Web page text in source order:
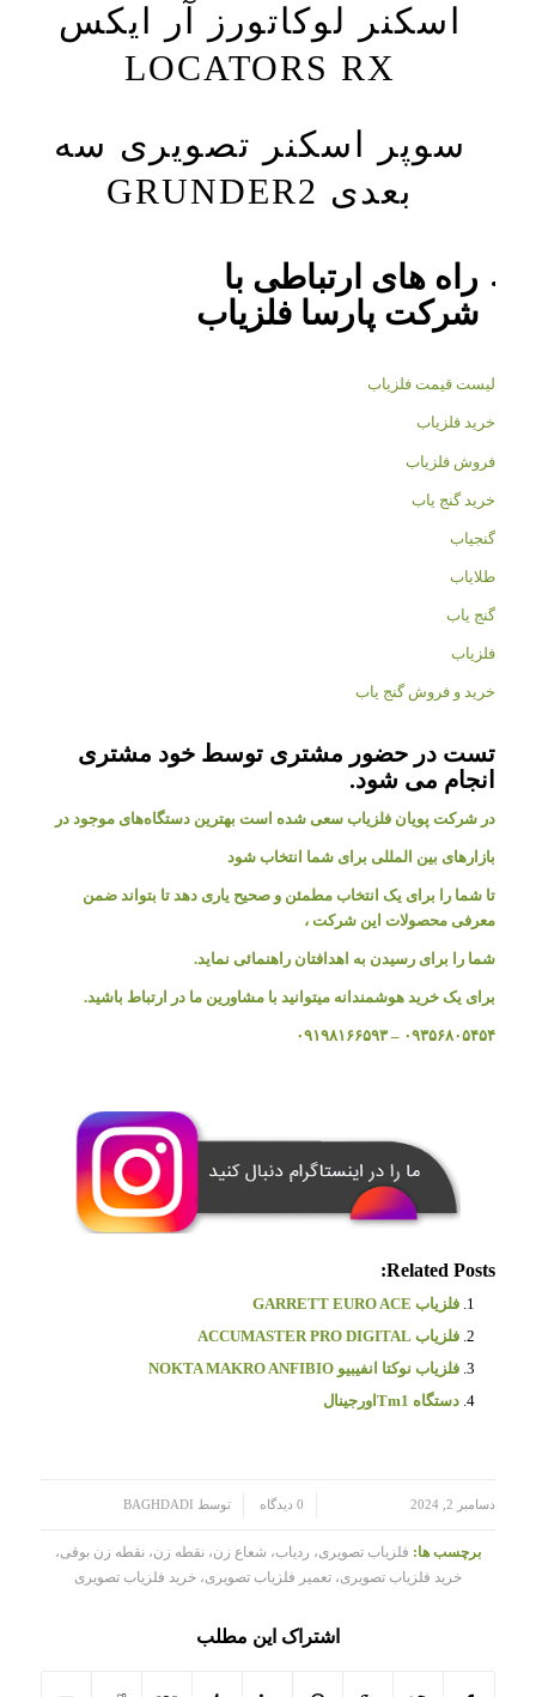
اسکنر لوکاتورز آر ایکس
LOCATORS RX
سوپر اسکنر تصویری سه
بعدی GRUNDER2
راه های ارتباطی با
شرکت پارسا فلزیاب
لیست قیمت فلزیاب
خرید فلزیاب
فروش فلزیاب
خرید گنج یاب
گنجیاب
طلایاب
گنج یاب
فلزیاب
خرید و فروش گنج یاب
تست در حضور مشتری توسط خود مشتری
انجام می شود.
در شرکت پویان فلزیاب سعی شده است بهترین دستگاه‌های موجود در
بازار‌های بین المللی برای شما انتخاب شود
تا شما را برای یک انتخاب مطمئن و صحیح یاری دهد تا بتواند ضمن
معرفی محصولات این شرکت ،
شما را برای رسیدن به اهدافتان راهنمائی نماید.
برای یک خرید هوشمندانه میتوانید با مشاورین ما در ارتباط باشید.
۰۹۳۵۶۸۰۵۴۵۴ – ۰۹۱۹۸۱۶۶۵۹۳
Related Posts:
فلزیاب GARRETT EURO ACE
فلزیاب ACCUMASTER PRO DIGITAL
فلزیاب نوکتا انفیبیو NOKTA MAKRO ANFIBIO
دستگاه Tm1اورجینال
دسامبر 2, 2024 0 دیدگاه توسط BAGHDADI
برچسب ها: فلزیاب تصویری، ردیاب، شعاع زن، نقطه زن، نقطه زن بوقی،
خرید فلزیاب تصویری، تعمیر فلزیاب تصویری، خرید فلزیاب تصویری
اشتراک این مطلب